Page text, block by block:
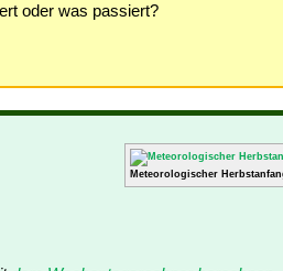
oder was passiert?
Meteorologischer